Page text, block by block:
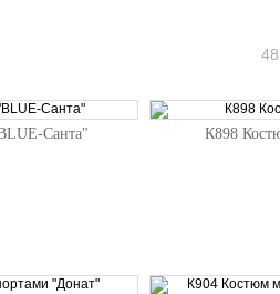
48
Санта" К898